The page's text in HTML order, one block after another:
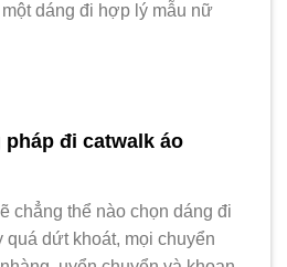
dáng đi hợp lý mẫu nữ
đi catwalk áo
chẳng thể nào chọn dáng đi
quá dứt khoát, mọi chuyển